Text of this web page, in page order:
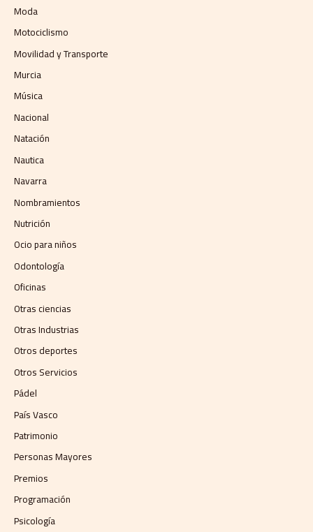
Moda
Motociclismo
Movilidad y Transporte
Murcia
Música
Nacional
Natación
Nautica
Navarra
Nombramientos
Nutrición
Ocio para niños
Odontología
Oficinas
Otras ciencias
Otras Industrias
Otros deportes
Otros Servicios
Pádel
País Vasco
Patrimonio
Personas Mayores
Premios
Programación
Psicología